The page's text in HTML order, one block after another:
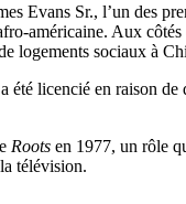
Evans Sr., l’un des
américaine. Aux
logements sociaux à
licencié en raison
Roots en 1977, un rôle
télévision.